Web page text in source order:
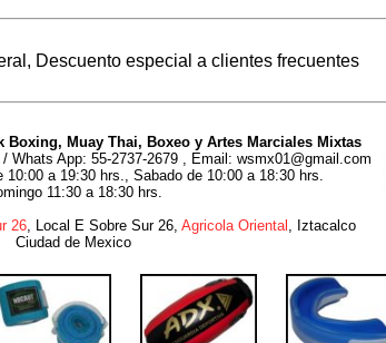
Descuento especial a clientes frecuentes
Boxing, Muay Thai, Boxeo y Artes Marciales Mixtas
Whats App: 55-2737-2679 , Email: wsmx01@gmail.com
10:00 a 19:30 hrs., Sabado de 10:00 a 18:30 hrs.
11:30 a 18:30 hrs.
26, Local E Sobre Sur 26, Agricola Oriental , Iztacalco
Ciudad de Mexico